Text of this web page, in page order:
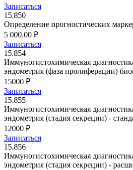
Записаться
15.850
Определение прогностических
5 000.00 ₽
Записаться
15.854
Иммуногистохимическая
эндометрия (фаза пролиферации)
15000 ₽
Записаться
15.855
Иммуногистохимическая
эндометрия (стадия секреции) -
12000 ₽
Записаться
15.856
Иммуногистохимическая
эндометрия (стадия секреции) -